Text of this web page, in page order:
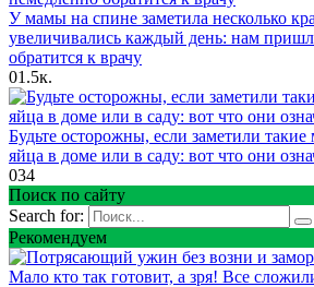
У мамы на спине заметила несколько
увеличивались каждый день: нам
обратится к врачу
01.5к.
Будьте осторожны, если заметили такие
яйца в доме или в саду: вот что они
034
Поиск по сайту
Search for:
Рекомендуем
Мало кто так готовит, а зря! Все